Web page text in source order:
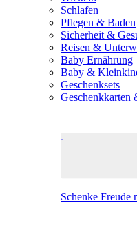
Schlafen
Pflegen & Baden
Sicherheit &
Reisen &
Baby Ernährung
Baby &
Geschenksets
Geschenkkarten
Schenke Freude